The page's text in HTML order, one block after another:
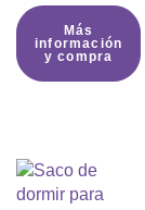
¿Por
saco de
Más
información
y compra